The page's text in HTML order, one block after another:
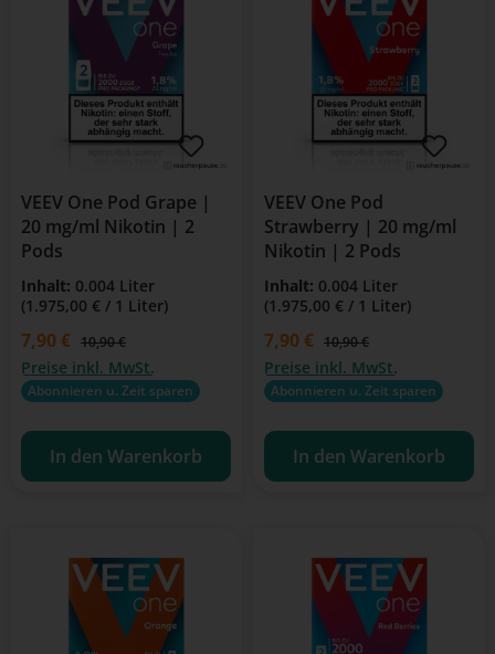
VEEV One Pod Grape |
20 mg/ml Nikotin | 2
Pods
Inhalt: 0.004 Liter
(1.975,00 € / 1 Liter)
Verkaufspreis:
7,90 € Regulärer Preis:
10,90 €
Preise inkl. MwSt.
Abonnieren u. Zeit sparen
In den Warenkorb
VEEV One Pod
Strawberry | 20 mg/ml
Nikotin | 2 Pods
Inhalt: 0.004 Liter
(1.975,00 € / 1 Liter)
Verkaufspreis:
7,90 € Regulärer Preis:
10,90 €
Preise inkl. MwSt.
Abonnieren u. Zeit sparen
In den Warenkorb